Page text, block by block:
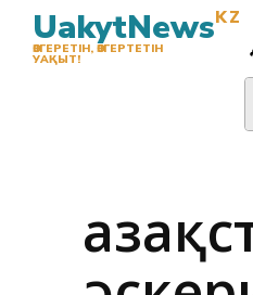
UakytNewsKZ
ӨЗГЕРЕТІН, ӨЗГЕРТЕТІН
УАҚЫТ!